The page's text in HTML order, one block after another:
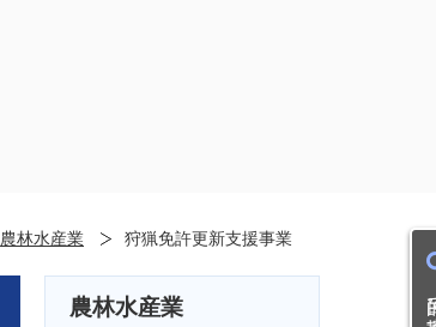
目
農林水産業 狩猟免許更新支援事業
農林水産業